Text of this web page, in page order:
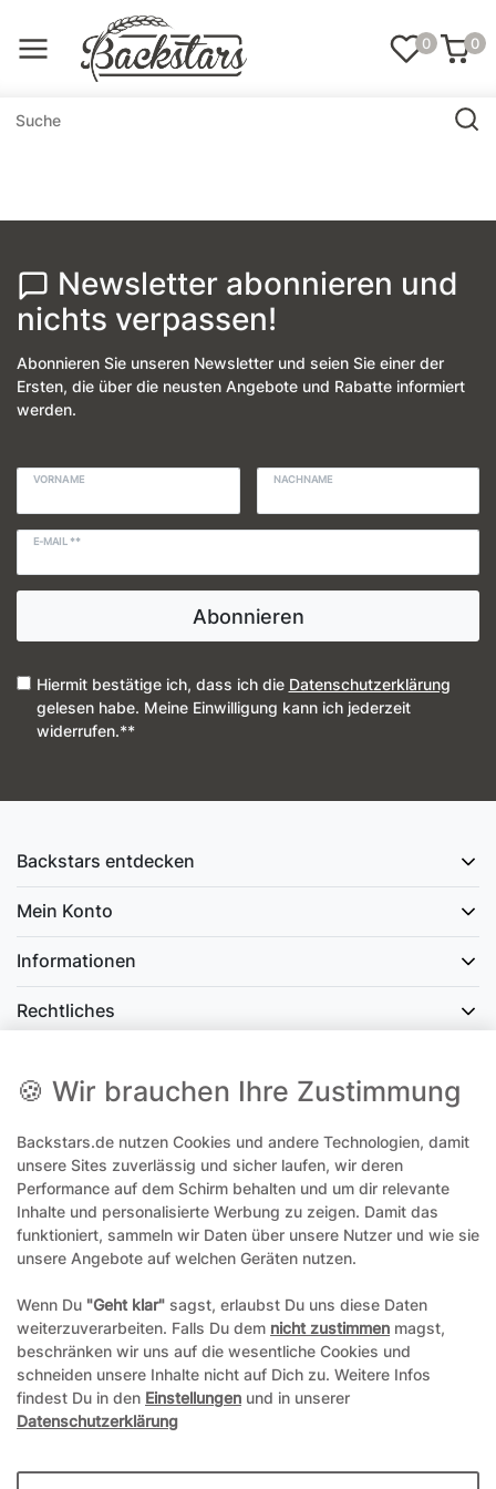
0 0
Newsletter abonnieren und
nichts verpassen!
Abonnieren Sie unseren Newsletter und seien Sie einer der
Ersten, die über die neusten Angebote und Rabatte informiert
werden.
VORNAME NACHNAME
E-MAIL **
Abonnieren
Hiermit bestätige ich, dass ich die Daten­schutz­erklärung
gelesen habe. Meine Einwilligung kann ich jederzeit
widerrufen.**
Backstars entdecken
Mein Konto
Informationen
Rechtliches
office@backstars.de
Wir antworten Ihnen schnellstmöglich. An Sonn- und Feiertagen kann
es evtl. zu Verzögerungen kommen.
07306 306239¹
Freitags am besten zwischen 8-12 Uhr
¹Telefonieren zum üblichen Ortstarif. Verbindugsgebühren für Anrufe
aus dem Mobilfunknetz können ggf. abweichen.
*Alle Preise inkl. gesetzl. Mehrwertsteuer und ggf. zzgl.
🍪 Wir brauchen Ihre Zustimmung
Backstars.de nutzen Cookies und andere Technologien, damit
unsere Sites zuverlässig und sicher laufen, wir deren
Performance auf dem Schirm behalten und um dir relevante
Inhalte und personalisierte Werbung zu zeigen. Damit das
funktioniert, sammeln wir Daten über unsere Nutzer und wie sie
unsere Angebote auf welchen Geräten nutzen.
Wenn Du "Geht klar" sagst, erlaubst Du uns diese Daten
weiterzuverarbeiten. Falls Du dem nicht zustimmen magst,
beschränken wir uns auf die wesentliche Cookies und
schneiden unsere Inhalte nicht auf Dich zu. Weitere Infos
findest Du in den Einstellungen und in unserer
Datenschutzerklärung